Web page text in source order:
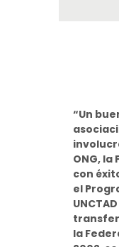
“Un
ONG,
con
el
la